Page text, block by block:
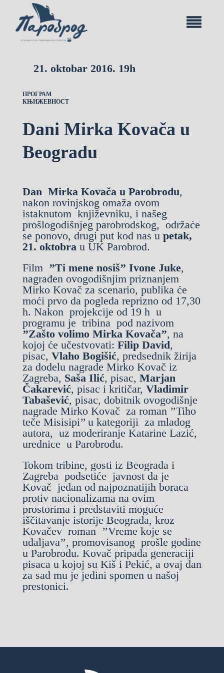
21. oktobar 2016. 19h
ПРОГРАМ
КЊИЖЕВНОСТ
Dani Mirka Kovača u
Beogradu
Dan Mirka Kovača u Parobrodu,
nakon rovinjskog omaža ovom
istaknutom književniku, i našeg
prošlogodišnjeg parobrodskog, održaće
se ponovo, drugi put kod nas u petak,
21. oktobrau UK Parobrod.
Film ’’Ti mene nosiš’’ Ivone Juke,
nagrađen ovogodišnjim priznanjem
Mirko Kovač za scenario, publika će
moći prvo da pogleda reprizno od 17,30
h. Nakon projekcije od 19 h u
programu je tribina pod nazivom
’’Zašto volimo Mirka Kovača’’, na
kojoj će učestvovati: Filip David,
pisac, Vlaho Bogišić, predsednik žirija
za dodelu nagrade Mirko Kovač iz
Zagreba, Saša Ilić, pisac, Marjan
Čakarević, pisac i kritičar, Vladimir
Tabašević, pisac, dobitnik ovogodišnje
nagrade Mirko Kovač za roman ’’Tiho
teče Misisipi’’ u kategoriji za mladog
autora, uz moderiranje Katarine Lazić,
urednice u Parobrodu.
Tokom tribine, gosti iz Beograda i
Zagreba podsetiće javnost da je
Kovač jedan od najpoznatijih boraca
protiv nacionalizama na ovim
prostorima i predstaviti moguće
iščitavanje istorije Beograda, kroz
Kovačev roman ’’Vreme koje se
udaljava’’, promovisanog prošle godine
u Parobrodu. Kovač pripada generaciji
pisaca u kojoj su Kiš i Pekić, a ovaj dan
za sad mu je jedini spomen u našoj
prestonici.